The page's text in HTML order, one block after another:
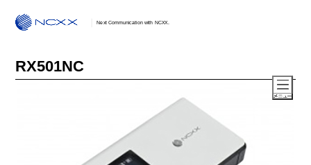
Next Communication with NCXX.
RX501NC